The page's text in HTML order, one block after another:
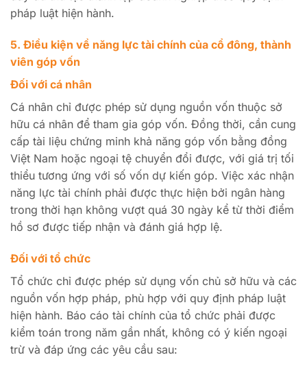
pháp luật hiện hành.
5. Điều kiện về năng lực tài chính của cổ đông, thành
viên góp vốn
Đối với cá nhân
Cá nhân chỉ được phép sử dụng nguồn vốn thuộc sở
hữu cá nhân để tham gia góp vốn. Đồng thời, cần cung
cấp tài liệu chứng minh khả năng góp vốn bằng đồng
Việt Nam hoặc ngoại tệ chuyển đổi được, với giá trị tối
thiểu tương ứng với số vốn dự kiến góp. Việc xác nhận
năng lực tài chính phải được thực hiện bởi ngân hàng
trong thời hạn không vượt quá 30 ngày kể từ thời điểm
hồ sơ được tiếp nhận và đánh giá hợp lệ.
Đối với tổ chức
Tổ chức chỉ được phép sử dụng vốn chủ sở hữu và các
nguồn vốn hợp pháp, phù hợp với quy định pháp luật
hiện hành. Báo cáo tài chính của tổ chức phải được
kiểm toán trong năm gần nhất, không có ý kiến ngoại
trừ và đáp ứng các yêu cầu sau: